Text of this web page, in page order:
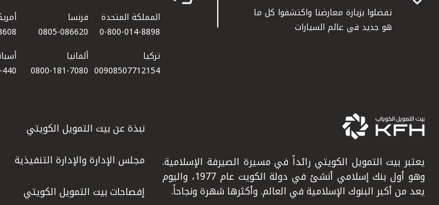
تفضلوا بزيارة معارضنا واكتشفوا كل ما
هو جديد في عالم السيارات
المملكة المتحدة
0-800-014-8898
فرنسا
0805-086620
تركيا
00908507712154​
ألمانيا
0800-181-7080
يعتبر بيت التمويل الكويتي رائداً في مسيرة الصيرفة الإسلامية.
وهو أول بنك إسلامي أنشئ في دولة الكويت عام 1977، واليوم
يعد من أكبر البنوك الإسلامية في العالم. وأكثرها شهرة ونجاحاً.
نبذة عن بيت التمويل الكويتي
مجلس الإدارة والإدارة التنفيذية
إفصاحات بيت التمويل الكويتي